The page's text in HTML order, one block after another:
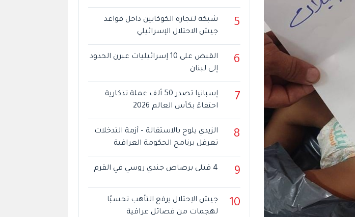
5
شبكة لتجارة الكوكايين داخل قواعد
جيش الاحتلال الإسرائيلي
6
القبض على 10 إسرائيليات عبرن الحدود
إلى لبنان
7
إسبانيا تصدر 50 ألف عملة تذكارية
احتفاءً بكأس العالم 2026
8
الزيدي يلوح بالاستقالة – أزمة التدخلات
تعرقل برنامج الحكومة العراقية
9 4 قتلى برصاص جندي روسي في القرم
10
جيش الإحتلال يرفع التأهب تحسبًا
لهجمات من فصائل عراقية